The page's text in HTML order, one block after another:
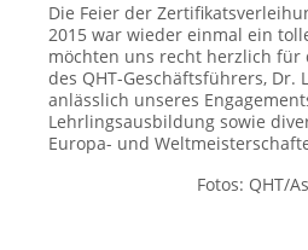
Die Feier der
2015 war wieder einmal ein
möchten uns recht herzlich für
des QHT-Geschäftsführers, Dr.
anlässlich unseres
Lehrlingsausbildung sowie
Europa- und
Fotos: QHT/